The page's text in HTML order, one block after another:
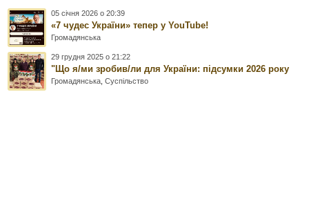
05 січня 2026 о 20:39
«7 чудес України» тепер у YouTube!
Громадянська
29 грудня 2025 о 21:22
"Що я/ми зробив/ли для України: підсумки 2026 року
Громадянська ,Суспільство